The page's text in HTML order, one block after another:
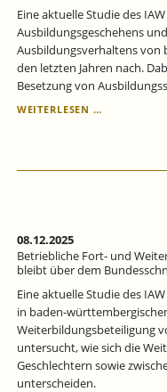
Eine aktuelle Studie des
Ausbildungsgeschehens
Ausbildungsverhaltens von
den letzten Jahren nach.
Besetzung von
WEITERLESEN …
MEHR
ABER
WENIGER
SIND
08.12.2025
Betriebliche Fort- und
bleibt über dem
Eine aktuelle Studie des
in baden-
Weiterbildungsbeteiligung
untersucht, wie sich die
Geschlechtern sowie
unterscheiden.